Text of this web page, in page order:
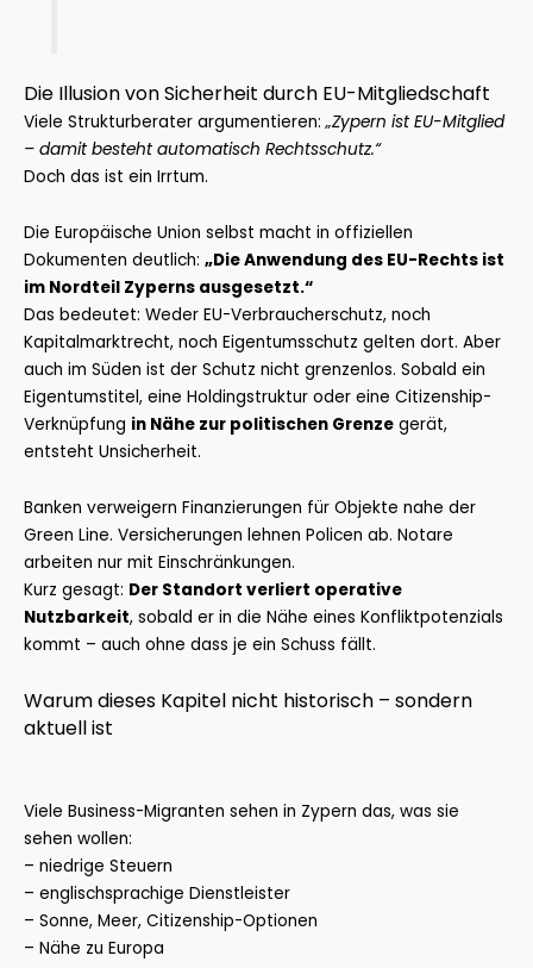
Die Illusion von Sicherheit durch EU-Mitgliedschaft
Viele Strukturberater argumentieren:„Zypern ist EU-Mitglied
– damit besteht automatisch Rechtsschutz.“
Doch das ist ein Irrtum.
Die Europäische Union selbst macht in offiziellen
Dokumenten deutlich: „Die Anwendung des EU-Rechts ist
im Nordteil Zyperns ausgesetzt.“
Das bedeutet: Weder EU-Verbraucherschutz, noch
Kapitalmarktrecht, noch Eigentumsschutz gelten dort. Aber
auch im Süden ist der Schutz nicht grenzenlos. Sobald ein
Eigentumstitel, eine Holdingstruktur oder eine Citizenship-
Verknüpfung in Nähe zur politischen Grenze gerät,
entsteht Unsicherheit.
Banken verweigern Finanzierungen für Objekte nahe der
Green Line. Versicherungen lehnen Policen ab. Notare
arbeiten nur mit Einschränkungen.
Kurz gesagt: Der Standort verliert operative
Nutzbarkeit, sobald er in die Nähe eines Konfliktpotenzials
kommt – auch ohne dass je ein Schuss fällt.
Warum dieses Kapitel nicht historisch – sondern
aktuell ist
Viele Business-Migranten sehen in Zypern das, was sie
sehen wollen:
– niedrige Steuern
– englischsprachige Dienstleister
– Sonne, Meer, Citizenship-Optionen
– Nähe zu Europa